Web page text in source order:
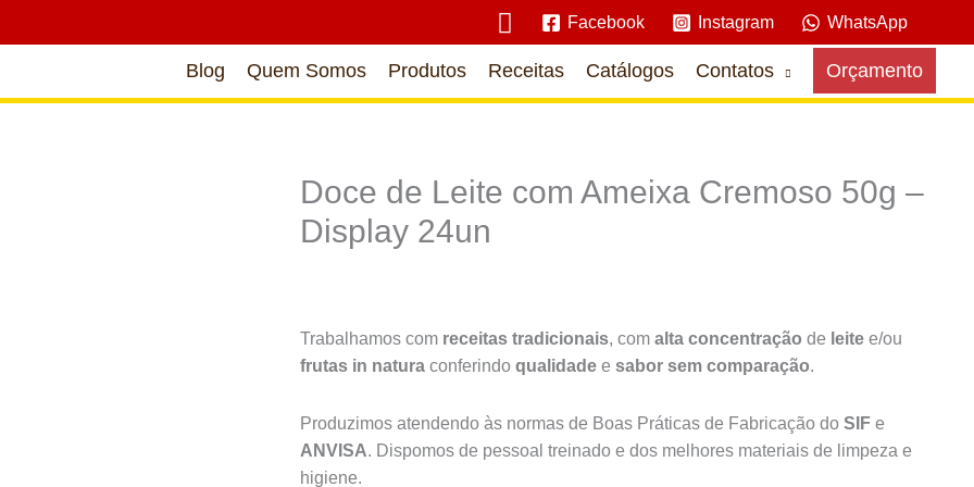
Pesquisar
Facebook Instagram WhatsApp
Blog Quem Somos Produtos Receitas Catálogos Contatos Orçamento
Doce de Leite com Ameixa Cremoso 50g –
Display 24un
Trabalhamos com receitas tradicionais, com alta concentração de leite e/ou
frutas in natura conferindo qualidade e sabor sem comparação.
Produzimos atendendo às normas de Boas Práticas de Fabricação do SIF e
ANVISA. Dispomos de pessoal treinado e dos melhores materiais de limpeza e
higiene.